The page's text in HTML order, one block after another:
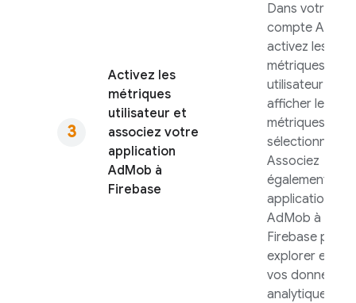
Activez les
métriques
utilisateur et
associez votre
application
AdMob à
Firebase
Dans votre
compte
activez les
métriques
utilisateur pour
afficher les
métriques
sélectionnées.
Associez
également
application
AdMob à
Firebase pour
explorer et
vos données
analytiques via